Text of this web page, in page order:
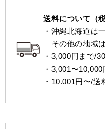
送料について（税
・沖縄北海道は
その他の地域は
・3,000円まで/
・3,001〜
・10.001円〜/送